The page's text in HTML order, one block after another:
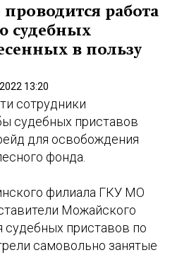
работа
судебных
в пользу
13:20
сотрудники
судебных приставов
для освобождения
фонда.
филиала ГКУ МО
Можайского
судебных приставов по
самовольно занятые